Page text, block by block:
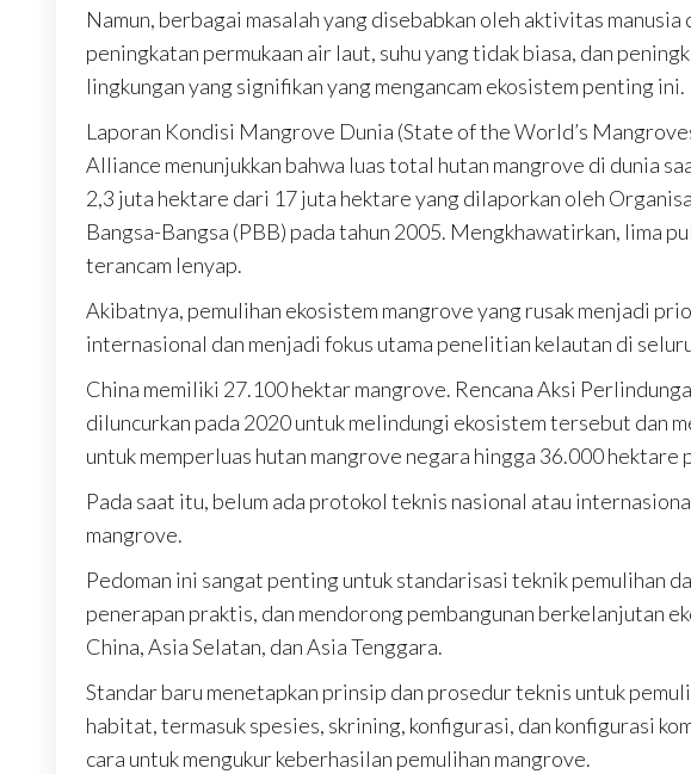
Namun, berbagai masalah yang disebabkan oleh aktivitas
peningkatan permukaan air laut, suhu yang tidak biasa, dan
lingkungan yang signifikan yang mengancam ekosistem penting ini.
Laporan Kondisi Mangrove Dunia (State of the World’s
Alliance menunjukkan bahwa luas total hutan mangrove di dunia
2,3 juta hektare dari 17 juta hektare yang dilaporkan oleh
Bangsa-Bangsa (PBB) pada tahun 2005. Mengkhawatirkan, lima
terancam lenyap.
Akibatnya, pemulihan ekosistem mangrove yang rusak menjadi
internasional dan menjadi fokus utama penelitian kelautan di
China memiliki 27.100 hektar mangrove. Rencana Aksi
diluncurkan pada 2020 untuk melindungi ekosistem tersebut dan
untuk memperluas hutan mangrove negara hingga 36.000 hektare
Pada saat itu, belum ada protokol teknis nasional atau
mangrove.
Pedoman ini sangat penting untuk standarisasi teknik pemulihan
penerapan praktis, dan mendorong pembangunan berkelanjutan
China, Asia Selatan, dan Asia Tenggara.
Standar baru menetapkan prinsip dan prosedur teknis untuk
habitat, termasuk spesies, skrining, konfigurasi, dan konfigurasi
cara untuk mengukur keberhasilan pemulihan mangrove.